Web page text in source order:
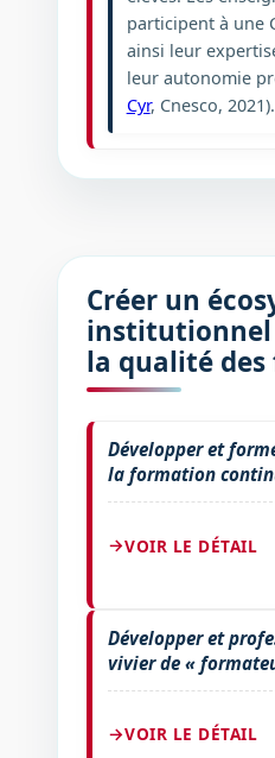
participent à une
ainsi leur
leur autonomie
Cyr, Cnesco, 2021).
Créer un
institutionnel
la qualité
Développer et
la formation
VOIR LE DÉTAIL
Développer et
vivier de «
VOIR LE DÉTAIL